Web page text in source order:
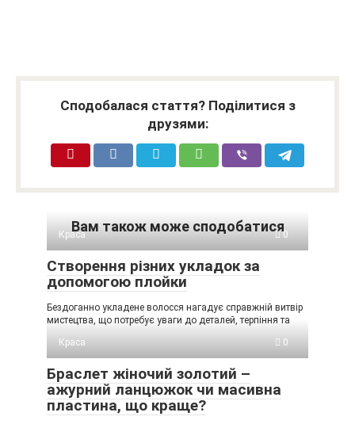
Сподобалася стаття? Поділитися з
друзями:
Вам також може сподобатися
Краса 0
Створення різних укладок за
допомогою плойки
Бездоганно укладене волосся нагадує справжній витвір
мистецтва, що потребує уваги до деталей, терпіння та
Краса
0
Браслет жіночий золотий –
ажурний ланцюжок чи масивна
пластина, що краще?